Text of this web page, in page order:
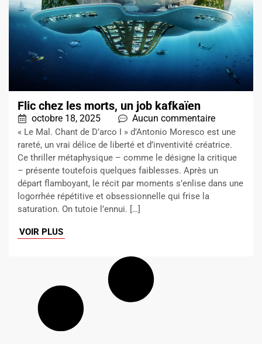
Flic chez les morts, un job kafkaïen
octobre 18, 2025 Aucun commentaire
« Le Mal. Chant de D’arco I » d’Antonio Moresco est une
rareté, un vrai délice de liberté et d’inventivité créatrice.
Ce thriller métaphysique – comme le désigne la critique
– présente toutefois quelques faiblesses. Après un
départ flamboyant, le récit par moments s’enlise dans une
logorrhée répétitive et obsessionnelle qui frise la
saturation. On tutoie l’ennui. […]
VOIR PLUS